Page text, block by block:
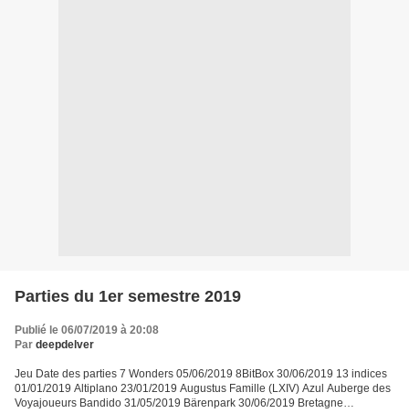
Parties du 1er semestre 2019
Publié le 06/07/2019 à 20:08
Par deepdelver
Jeu Date des parties 7 Wonders 05/06/2019 8BitBox 30/06/2019 13 indices
01/01/2019 Altiplano 23/01/2019 Augustus Famille (LXIV) Azul Auberge des
Voyajoueurs Bandido 31/05/2019 Bärenpark 30/06/2019 Bretagne